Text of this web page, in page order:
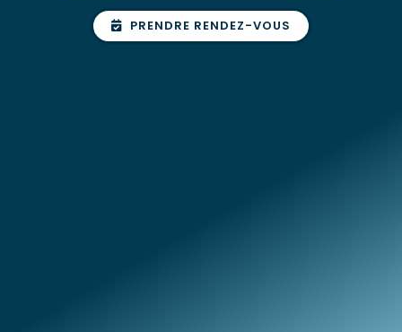
PRENDRE RENDEZ-VOUS